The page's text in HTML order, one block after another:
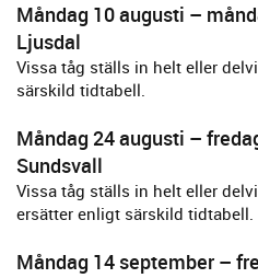
Måndag 10 augusti –
Ljusdal
Vissa tåg ställs in helt eller
särskild tidtabell.
Måndag 24 augusti –
Sundsvall
Vissa tåg ställs in helt eller
ersätter enligt särskild tidtabell.
Måndag 14 september –